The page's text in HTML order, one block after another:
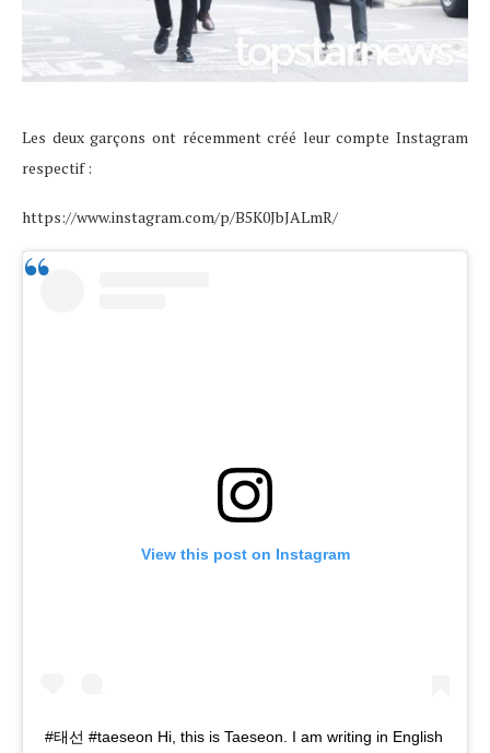
Les deux garçons ont récemment créé leur compte Instagram
respectif :
https://www.instagram.com/p/B5K0JbJALmR/
View this post on Instagram
#태선 #taeseon Hi, this is Taeseon. I am writing in English